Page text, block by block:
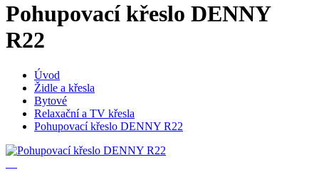
Pohupovací křeslo DENNY
R22
Úvod
Židle a křesla
Bytové
Relaxační a TV křesla
Pohupovací křeslo DENNY R22